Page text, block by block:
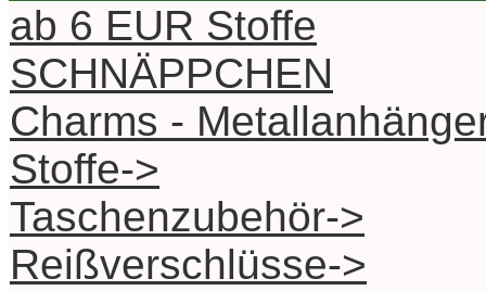
ab 6 EUR Stoffe
SCHNÄPPCHEN
Charms -
Stoffe->
Taschenzubehör->
Reißverschlüsse->